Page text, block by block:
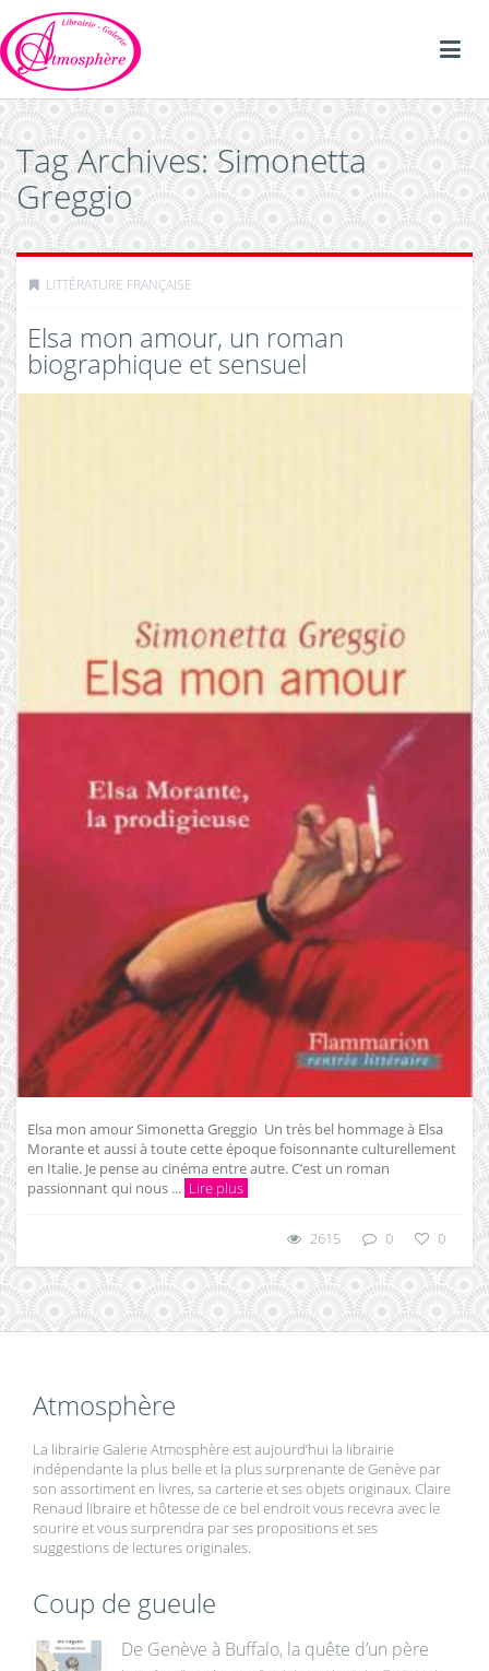
Tag Archives: Simonetta
Greggio
LITTÉRATURE FRANÇAISE
Elsa mon amour, un roman
biographique et sensuel
Elsa mon amour Simonetta Greggio Un très bel hommage à Elsa
Morante et aussi à toute cette époque foisonnante culturellement
en Italie. Je pense au cinéma entre autre. C’est un roman
passionnant qui nous ... Lire plus
2615 0 0
Atmosphère
La librairie Galerie Atmosphère est aujourd’hui la librairie
indépendante la plus belle et la plus surprenante de Genève par
son assortiment en livres, sa carterie et ses objets originaux. Claire
Renaud libraire et hôtesse de ce bel endroit vous recevra avec le
sourire et vous surprendra par ses propositions et ses
suggestions de lectures originales.
Coup de gueule
De Genève à Buffalo, la quête d’un père